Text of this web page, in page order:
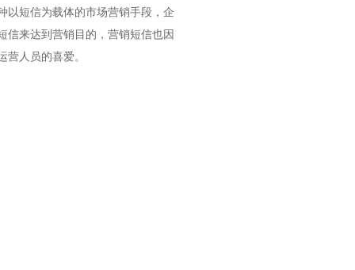
以短信为载体的市场营销手段，企
信来达到营销目的，营销短信也因
人员的喜爱。